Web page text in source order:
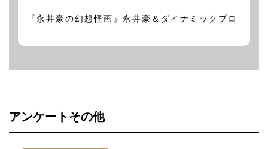
『永井豪の幻想怪画』永井豪＆ダイナミックプロ
アンケートその他